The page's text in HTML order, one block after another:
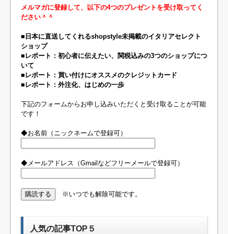
メルマガに登録して、以下の4つのプレゼントを受け取ってく
ださい＾＾
■日本に直送してくれるshopstyle未掲載のイタリアセレクト
ショップ
■レポート：初心者に伝えたい、関税込みの3つのショップにつ
いて
■レポート：買い付けにオススメのクレジットカード
■レポート：外注化、はじめの一歩
下記のフォームからお申し込みいただくと受け取ることが可能
です！
◆お名前（ニックネームで登録可）
◆メールアドレス（Gmailなどフリーメールで登録可）
※いつでも解除可能です。
人気の記事TOP５